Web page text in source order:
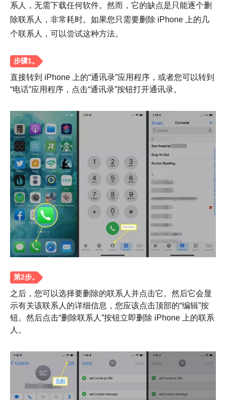
系人，无需下载任何软件。然而，它的缺点是只能逐个删
除联系人，非常耗时。如果您只需要删除 iPhone 上的几
个联系人，可以尝试这种方法。
步骤1。
直接转到 iPhone 上的“通讯录”应用程序，或者您可以转到
“电话”应用程序，点击“通讯录”按钮打开通讯录。
之后，您可以选择要删除的联系人并点击它。然后它会显
示有关该联系人的详细信息，您应该点击顶部的“编辑”按
钮。然后点击“删除联系人”按钮立即删除 iPhone 上的联系
人。